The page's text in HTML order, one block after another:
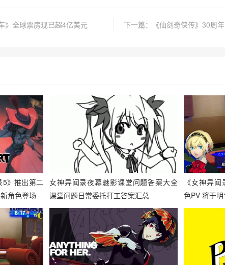
》全球票房现已超4亿美元
5》推出第二
角色登场
女神异闻录夜幕魅影课堂问题答案大全
课堂问题日常委托打工答案汇总
《女神异
色PV 将于